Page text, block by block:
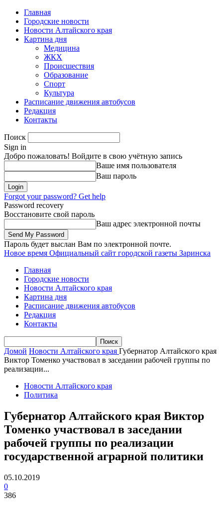
Главная
Городские новости
Новости Алтайского края
Картина дня
Медицина
ЖКХ
Происшествия
Образование
Спорт
Культура
Расписание движения автобусов
Редакция
Контакты
Поиск
Sign in
Добро пожаловать! Войдите в свою учётную запись
Ваше имя пользователя
Ваш пароль
Forgot your password? Get help
Password recovery
Восстановите свой пароль
Ваш адрес электронной почты
Пароль будет выслан Вам по электронной почте.
Новое время Официальный сайт городской газеты Заринска
Главная
Городские новости
Новости Алтайского края
Картина дня
Расписание движения автобусов
Редакция
Контакты
Домой Новости Алтайского края Губернатор Алтайского края
Виктор Томенко участвовал в заседании рабочей группы по
реализации...
Новости Алтайского края
Политика
Губернатор Алтайского края Виктор
Томенко участвовал в заседании
рабочей группы по реализации
государственной аграрной политики
05.10.2019
0
386